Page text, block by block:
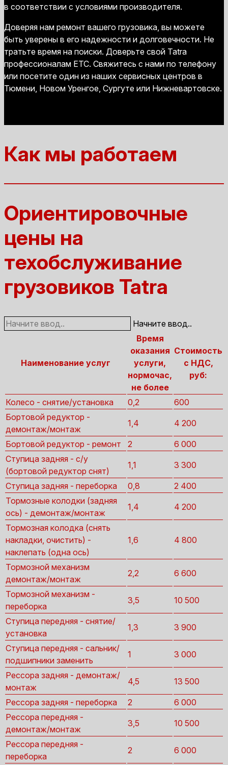
в соответствии с условиями производителя.
Доверяя нам ремонт вашего грузовика, вы можете
быть уверены в его надежности и долговечности. Не
тратьте время на поиски. Доверьте свой Tatra
профессионалам ЕТС. Свяжитесь с нами по телефону
или посетите один из наших сервисных центров в
Тюмени, Новом Уренгое, Сургуте или Нижневартовске.
Как мы работаем
Ориентировочные
цены на
техобслуживание
грузовиков Tatra
Начните ввод..
Наименование услуг
Время
оказания
услуги,
нормочас,
не более
Стоимость
с НДС,
руб:
Колесо - снятие/установка 0,2
600
Бортовой редуктор -
демонтаж/монтаж
1,4 4 200
Бортовой редуктор - ремонт 2
6 000
Ступица задняя - с/у
(бортовой редуктор снят)
1,1 3 300
Ступица задняя - переборка 0,8
2 400
Тормозные колодки (задняя
ось) - демонтаж/монтаж
1,4 4 200
Тормозная колодка (снять
накладки, очистить) -
наклепать (одна ось)
1,6 4 800
Тормозной механизм
демонтаж/монтаж
2,2 6 600
Тормозной механизм -
переборка
3,5 10 500
Ступица передняя - снятие/
установка
1,3 3 900
Ступица передняя - сальник/
подшипники заменить
1 3 000
Рессора задняя - демонтаж/
монтаж
4,5 13 500
Рессора задняя - переборка 2
6 000
Рессора передняя -
демонтаж/монтаж
3,5 10 500
Рессора передняя -
переборка
2 6 000